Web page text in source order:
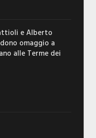
e Alberto
omaggio a
alle Terme dei